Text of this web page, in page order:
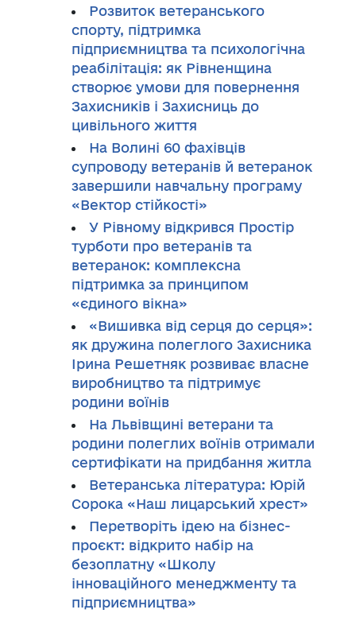
Розвиток ветеранського
спорту, підтримка
підприємництва та психологічна
реабілітація: як Рівненщина
створює умови для повернення
Захисників і Захисниць до
цивільного життя
На Волині 60 фахівців
супроводу ветеранів й ветеранок
завершили навчальну програму
«Вектор стійкості»
У Рівному відкрився Простір
турботи про ветеранів та
ветеранок: комплексна
підтримка за принципом
«єдиного вікна»
«Вишивка від серця до серця»:
як дружина полеглого Захисника
Ірина Решетняк розвиває власне
виробництво та підтримує
родини воїнів
На Львівщині ветерани та
родини полеглих воїнів отримали
сертифікати на придбання житла
Ветеранська література: Юрій
Сорока «Наш лицарський хрест»
Перетворіть ідею на бізнес-
проєкт: відкрито набір на
безоплатну «Школу
інноваційного менеджменту та
підприємництва»